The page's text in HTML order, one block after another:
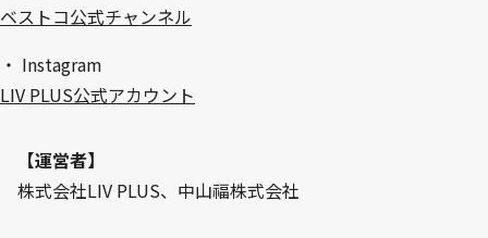
ベストコ公式チャンネル
・ Instagram
LIV PLUS公式アカウント
【運営者】
株式会社LIV PLUS、中山福株式会社